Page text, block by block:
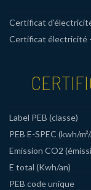
Certificat
Certificat électricité
Label PEB (classe)
PEB E-SPEC (kwh/
Emission CO2
E total (Kwh/an)
PEB code unique